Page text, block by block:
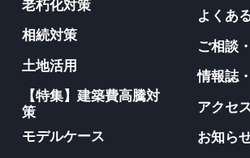
老朽化対策
相続対策
土地活用
【特集】建築費高騰対
策
モデルケース
よくあ
ご相談
情報誌
アクセ
お知ら